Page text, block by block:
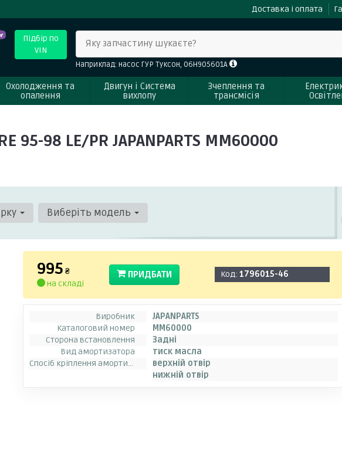
Доставка і оплата
Підбір по
VIN
Яку запчастину шукаєте?
Наприклад: насос ГУР Туксон, 06H905601A
Охолодження та
опалення
Двигун і Система
вихлопу
Зчеплення та
трансмісія
95-98 LE/PR JAPANPARTS MM60000
Виберіть модель
995 ₴
на складі
ПРИДБАТИ Код:1796015-46
Виробник
JAPANPARTS
Каталоговий номер
MM60000
Сторона встановлення
Задні
Вид амортизатора
тиск масла
Спосіб кріплення амортизатора
верхній отвір
нижній отвір